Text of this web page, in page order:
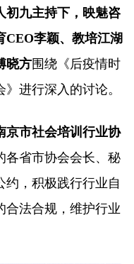
初九主持下，映魅咨
CEO李颖、教培江湖
晓方围绕《后疫情时
进行深入的讨论。
京市社会培训行业协
各省市协会会长、秘
约，积极践行行业自
合法合规，维护行业